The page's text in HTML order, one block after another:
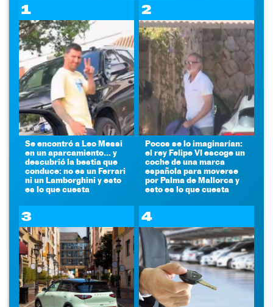
1
Se encontró a Leo Messi
en un aparcamiento... y
descubrió la bestia que
conduce: no es un Ferrari
ni un Lamborghini y esto
es lo que cuesta
2
Pocos se lo imaginarían:
el rey Felipe VI escoge un
coche de una marca
española para moverse
por Palma de Mallorca y
esto es lo que cuesta
3 4